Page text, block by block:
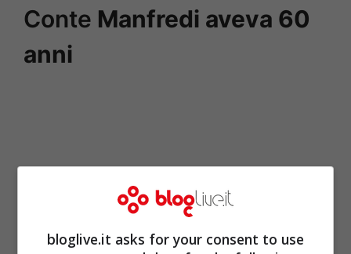
Conte Manfredi aveva 60
anni
bloglive.it asks for your consent to use